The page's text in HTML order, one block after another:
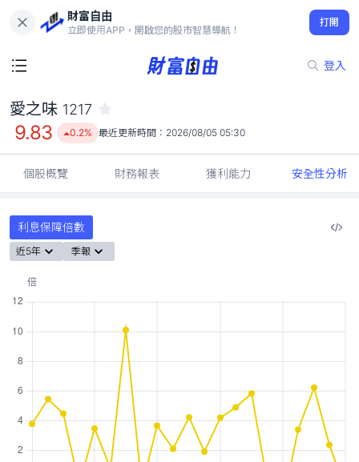
財富自由
立即使用APP，開啟您的股市智慧導航！
打開
登入
9.83
0.2%
愛之味 1217
9.83 0.2% 最近更新時間： 2026/08/05 05:30
個股概覽 財務報表 獲利能力 安全性分析
利息保障倍數
近5年 季報